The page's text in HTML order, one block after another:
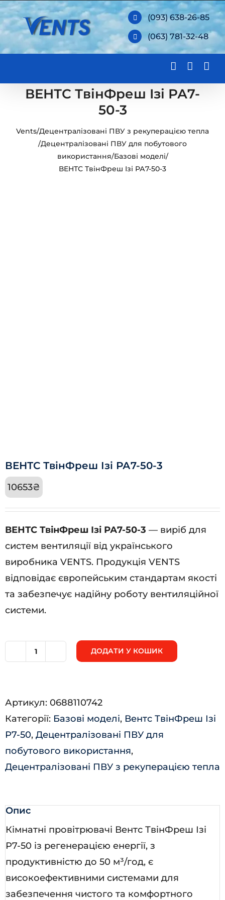
Skip
to
content
(093) 638-26-85
(063) 781-32-48
ВЕНТС ТвінФреш Ізі РА7-
50-3
Vents/Децентралізовані ПВУ з рекуперацією тепла
/Децентралізовані ПВУ для побутового
використання/Базові моделі/
ВЕНТС ТвінФреш Ізі РА7-50-3
ВЕНТС ТвінФреш Ізі РА7-50-3
10653₴
ВЕНТС ТвінФреш Ізі РА7-50-3 — виріб для
систем вентиляції від українського
виробника VENTS. Продукція VENTS
відповідає європейським стандартам якості
та забезпечує надійну роботу вентиляційної
системи.
ВЕНТС
РА7-
50-
3
кількість
ДОДАТИ У КОШИК
Артикул: 0688110742
Категорії: Базові моделі, Вентс ТвінФреш Ізі
Р7-50, Децентралізовані ПВУ для
побутового використання,
Децентралізовані ПВУ з рекуперацією тепла
Опис
Кімнатні провітрювачі Вентс ТвінФреш Ізі
Р7-50 із регенерацією енергії, з
продуктивністю до 50 м³/год, є
високоефективними системами для
забезпечення чистого та комфортного